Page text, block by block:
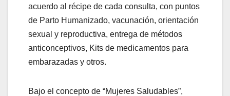
acuerdo al récipe de cada consulta, con puntos
de Parto Humanizado, vacunación, orientación
sexual y reproductiva, entrega de métodos
anticonceptivos, Kits de medicamentos para
embarazadas y otros.
Bajo el concepto de “Mujeres Saludables”,